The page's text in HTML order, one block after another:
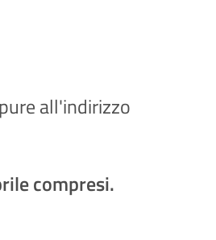
all'indirizzo
compresi.